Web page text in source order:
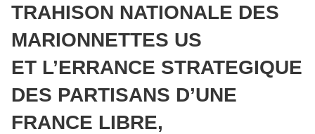
TRAHISON NATIONALE DES
MARIONNETTES US
ET L’ERRANCE STRATEGIQUE
DES PARTISANS D’UNE
FRANCE LIBRE,